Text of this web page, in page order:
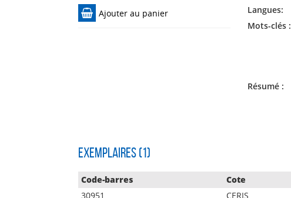
Ajouter au panier
Langues:
Mots-clés :
Résumé :
Exemplaires (1)
Code-barres Cote
30951
CERIS